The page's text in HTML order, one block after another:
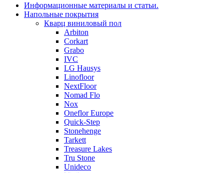
Информационные материалы и статьи.
Напольные покрытия
Кварц виниловый пол
Arbiton
Corkart
Grabo
IVC
LG Hausys
Linofloor
NextFloor
Nomad Flo
Nox
Oneflor Europe
Quick-Step
Stonehenge
Tarkett
Treasure Lakes
Tru Stone
Unideco